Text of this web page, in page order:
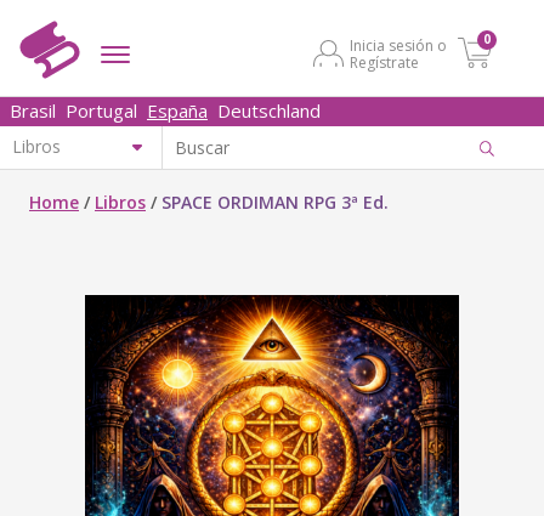
Inicia sesión o
Regístrate
0
Brasil Portugal España Deutschland
Home / Libros / SPACE ORDIMAN RPG 3ª Ed.